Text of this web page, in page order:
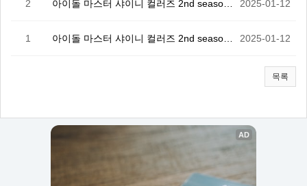
2 2025-01-12
1 2025-01-12
목록